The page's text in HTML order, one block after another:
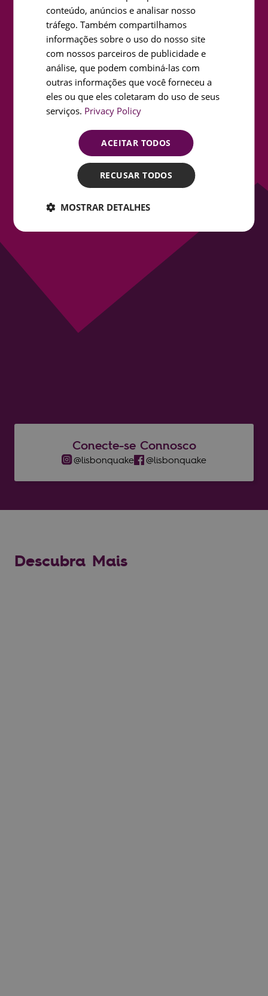
Endereço de e-mail
Assunto
Tipo de contacto
Conecte-se Connosco
@lisbonquake​ @lisbonquake​
Descubra Mais
PORTUGUESE
SPANISH
conteúdo, anúncios e analisar nosso
tráfego. Também compartilhamos
informações sobre o uso do nosso site
com nossos parceiros de publicidade e
análise, que podem combiná-las com
outras informações que você forneceu a
eles ou que eles coletaram do uso de seus
serviços. Privacy Policy
ACEITAR TODOS
RECUSAR TODOS
MOSTRAR DETALHES